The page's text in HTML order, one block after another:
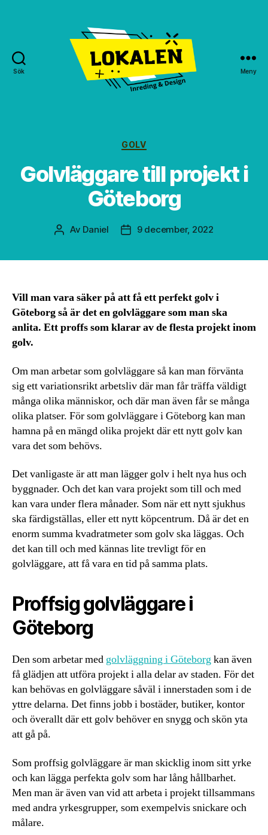
Sök Meny
Kategorier
GOLV
Golvläggare till projekt i
Göteborg
Inläggsförfattare
Av Daniel Inläggsdatum
9 december, 2022
Vill man vara säker på att få ett perfekt golv i
Göteborg så är det en golvläggare som man ska
anlita. Ett proffs som klarar av de flesta projekt inom
golv.
Om man arbetar som golvläggare så kan man förvänta
sig ett variationsrikt arbetsliv där man får träffa väldigt
många olika människor, och där man även får se många
olika platser. För som golvläggare i Göteborg kan man
hamna på en mängd olika projekt där ett nytt golv kan
vara det som behövs.
Det vanligaste är att man lägger golv i helt nya hus och
byggnader. Och det kan vara projekt som till och med
kan vara under flera månader. Som när ett nytt sjukhus
ska färdigställas, eller ett nytt köpcentrum. Då är det en
enorm summa kvadratmeter som golv ska läggas. Och
det kan till och med kännas lite trevligt för en
golvläggare, att få vara en tid på samma plats.
Proffsig golvläggare i
Göteborg
Den som arbetar med golvläggning i Göteborgkan även
få glädjen att utföra projekt i alla delar av staden. För det
kan behövas en golvläggare såväl i innerstaden som i de
yttre delarna. Det finns jobb i bostäder, butiker, kontor
och överallt där ett golv behöver en snygg och skön yta
att gå på.
Som proffsig golvläggare är man skicklig inom sitt yrke
och kan lägga perfekta golv som har lång hållbarhet.
Men man är även van vid att arbeta i projekt tillsammans
med andra yrkesgrupper, som exempelvis snickare och
målare.